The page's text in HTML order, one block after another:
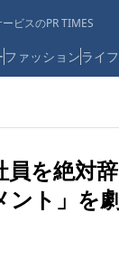
ビスのPR TIMES
ファッションライ
員を絶対
ント」を